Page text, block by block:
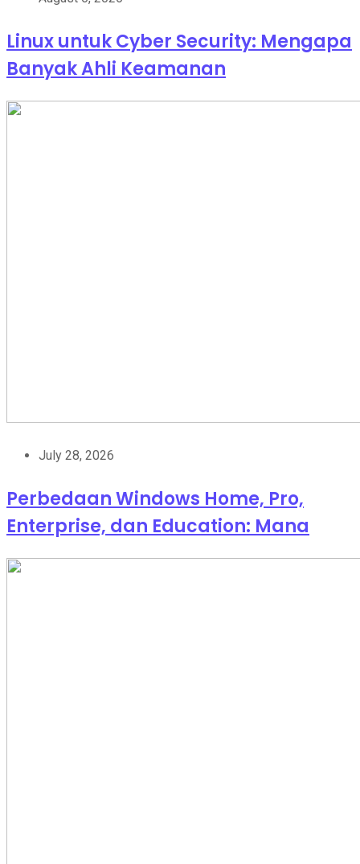
Linux untuk Cyber Security: Mengapa
Banyak Ahli Keamanan
July 28, 2026
Perbedaan Windows Home, Pro,
Enterprise, dan Education: Mana